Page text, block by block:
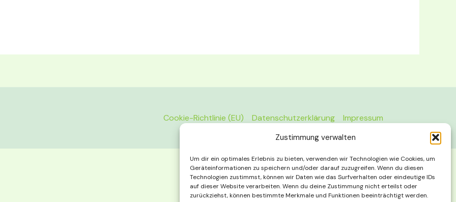
Zustimmung verwalten
Um dir ein optimales Erlebnis zu bieten, verwenden wir Technologien wie Cookies, um
Geräteinformationen zu speichern und/oder darauf zuzugreifen. Wenn du diesen
Technologien zustimmst, können wir Daten wie das Surfverhalten oder eindeutige IDs
auf dieser Website verarbeiten. Wenn du deine Zustimmung nicht erteilst oder
zurückziehst, können bestimmte Merkmale und Funktionen beeinträchtigt werden.
Cookie-Richtlinie (EU) Datenschutzerklärung Impressum